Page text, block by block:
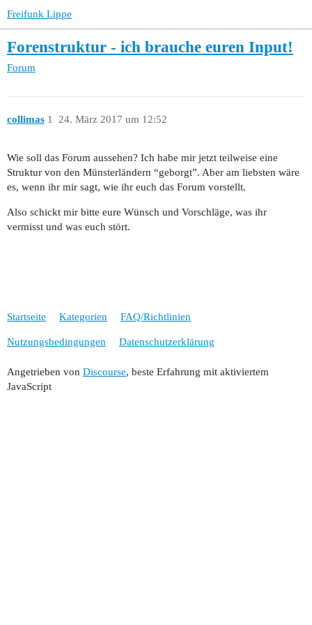
Freifunk Lippe
Forenstruktur - ich brauche euren Input!
Forum
collimas 24. März 2017 um 12:52
1
Wie soll das Forum aussehen? Ich habe mir jetzt teilweise eine
Struktur von den Münsterländern “geborgt”. Aber am liebsten wäre
es, wenn ihr mir sagt, wie ihr euch das Forum vorstellt.
Also schickt mir bitte eure Wünsch und Vorschläge, was ihr
vermisst und was euch stört.
Startseite Kategorien FAQ/Richtlinien
Nutzungsbedingungen Datenschutzerklärung
Angetrieben von Discourse, beste Erfahrung mit aktiviertem
JavaScript